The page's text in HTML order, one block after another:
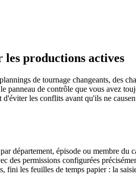
productions actives
de tournage changeants, des
de contrôle que vous avez
les conflits avant qu'ils ne
département, épisode ou membre du
permissions configurées
les feuilles de temps papier : la